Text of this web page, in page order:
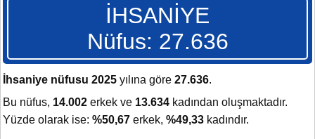
İHSANİYE
Nüfus: 27.636
İhsaniye nüfusu 2025 yılına göre 27.636.
Bu nüfus, 14.002 erkek ve 13.634 kadından oluşmaktadır.
Yüzde olarak ise: %50,67 erkek, %49,33 kadındır.